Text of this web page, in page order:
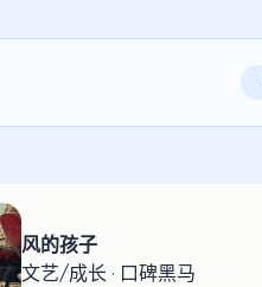
风的孩子
文艺/成长 · 口碑黑马